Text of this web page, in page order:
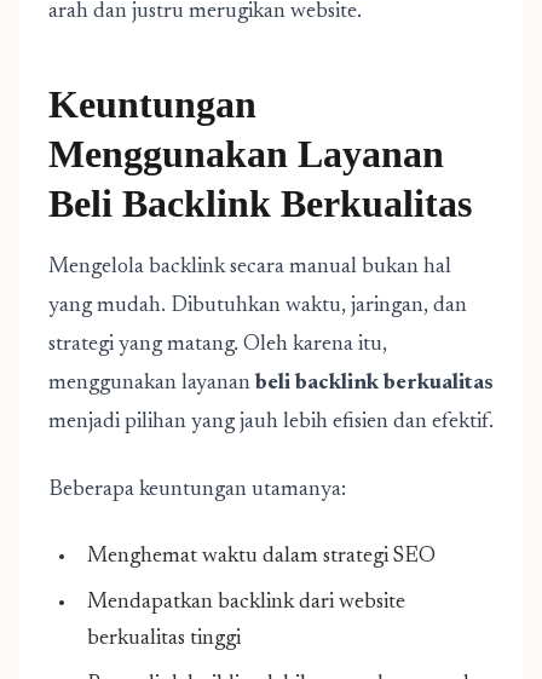
arah dan justru merugikan website.
Keuntungan
Menggunakan Layanan
Beli Backlink Berkualitas
Mengelola backlink secara manual bukan hal
yang mudah. Dibutuhkan waktu, jaringan, dan
strategi yang matang. Oleh karena itu,
menggunakan layanan beli backlink berkualitas
menjadi pilihan yang jauh lebih efisien dan efektif.
Beberapa keuntungan utamanya:
Menghemat waktu dalam strategi SEO
Mendapatkan backlink dari website
berkualitas tinggi